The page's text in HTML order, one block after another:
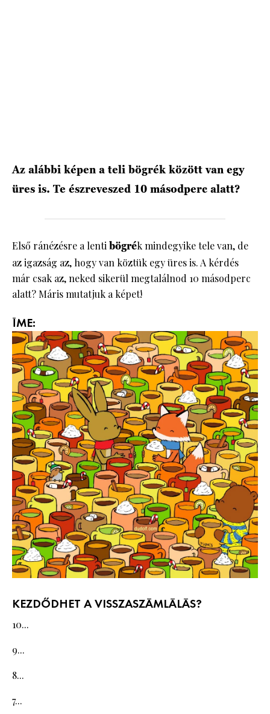
Az alábbi képen a teli bögrék között van egy
üres is. Te észreveszed 10 másodperc alatt?
Első ránézésre a lentibögrék mindegyike tele van, de
az igazság az, hogy van köztük egy üres is. A kérdés
már csak az, neked sikerül megtalálnod 10 másodperc
alatt? Máris mutatjuk a képet!
ÍME:
KEZDŐDHET A VISSZASZÁMLÁLÁS?
10...
9...
8...
7...